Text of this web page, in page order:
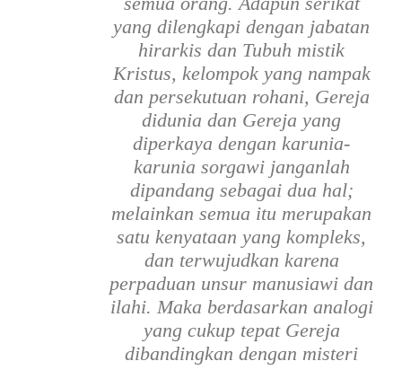
yang dilengkapi dengan jabatan
hirarkis dan Tubuh mistik
Kristus, kelompok yang nampak
dan persekutuan rohani, Gereja
didunia dan Gereja yang
diperkaya dengan karunia-
karunia sorgawi janganlah
dipandang sebagai dua hal;
melainkan semua itu merupakan
satu kenyataan yang kompleks,
dan terwujudkan karena
perpaduan unsur manusiawi dan
ilahi. Maka berdasarkan analogi
yang cukup tepat Gereja
dibandingkan dengan misteri